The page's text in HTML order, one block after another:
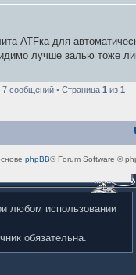
ATFка для
лучше залью тоже
7 сообщений • Страница 1 из 1
phpBB® Forum Software ©
любом использовании
обязательна.